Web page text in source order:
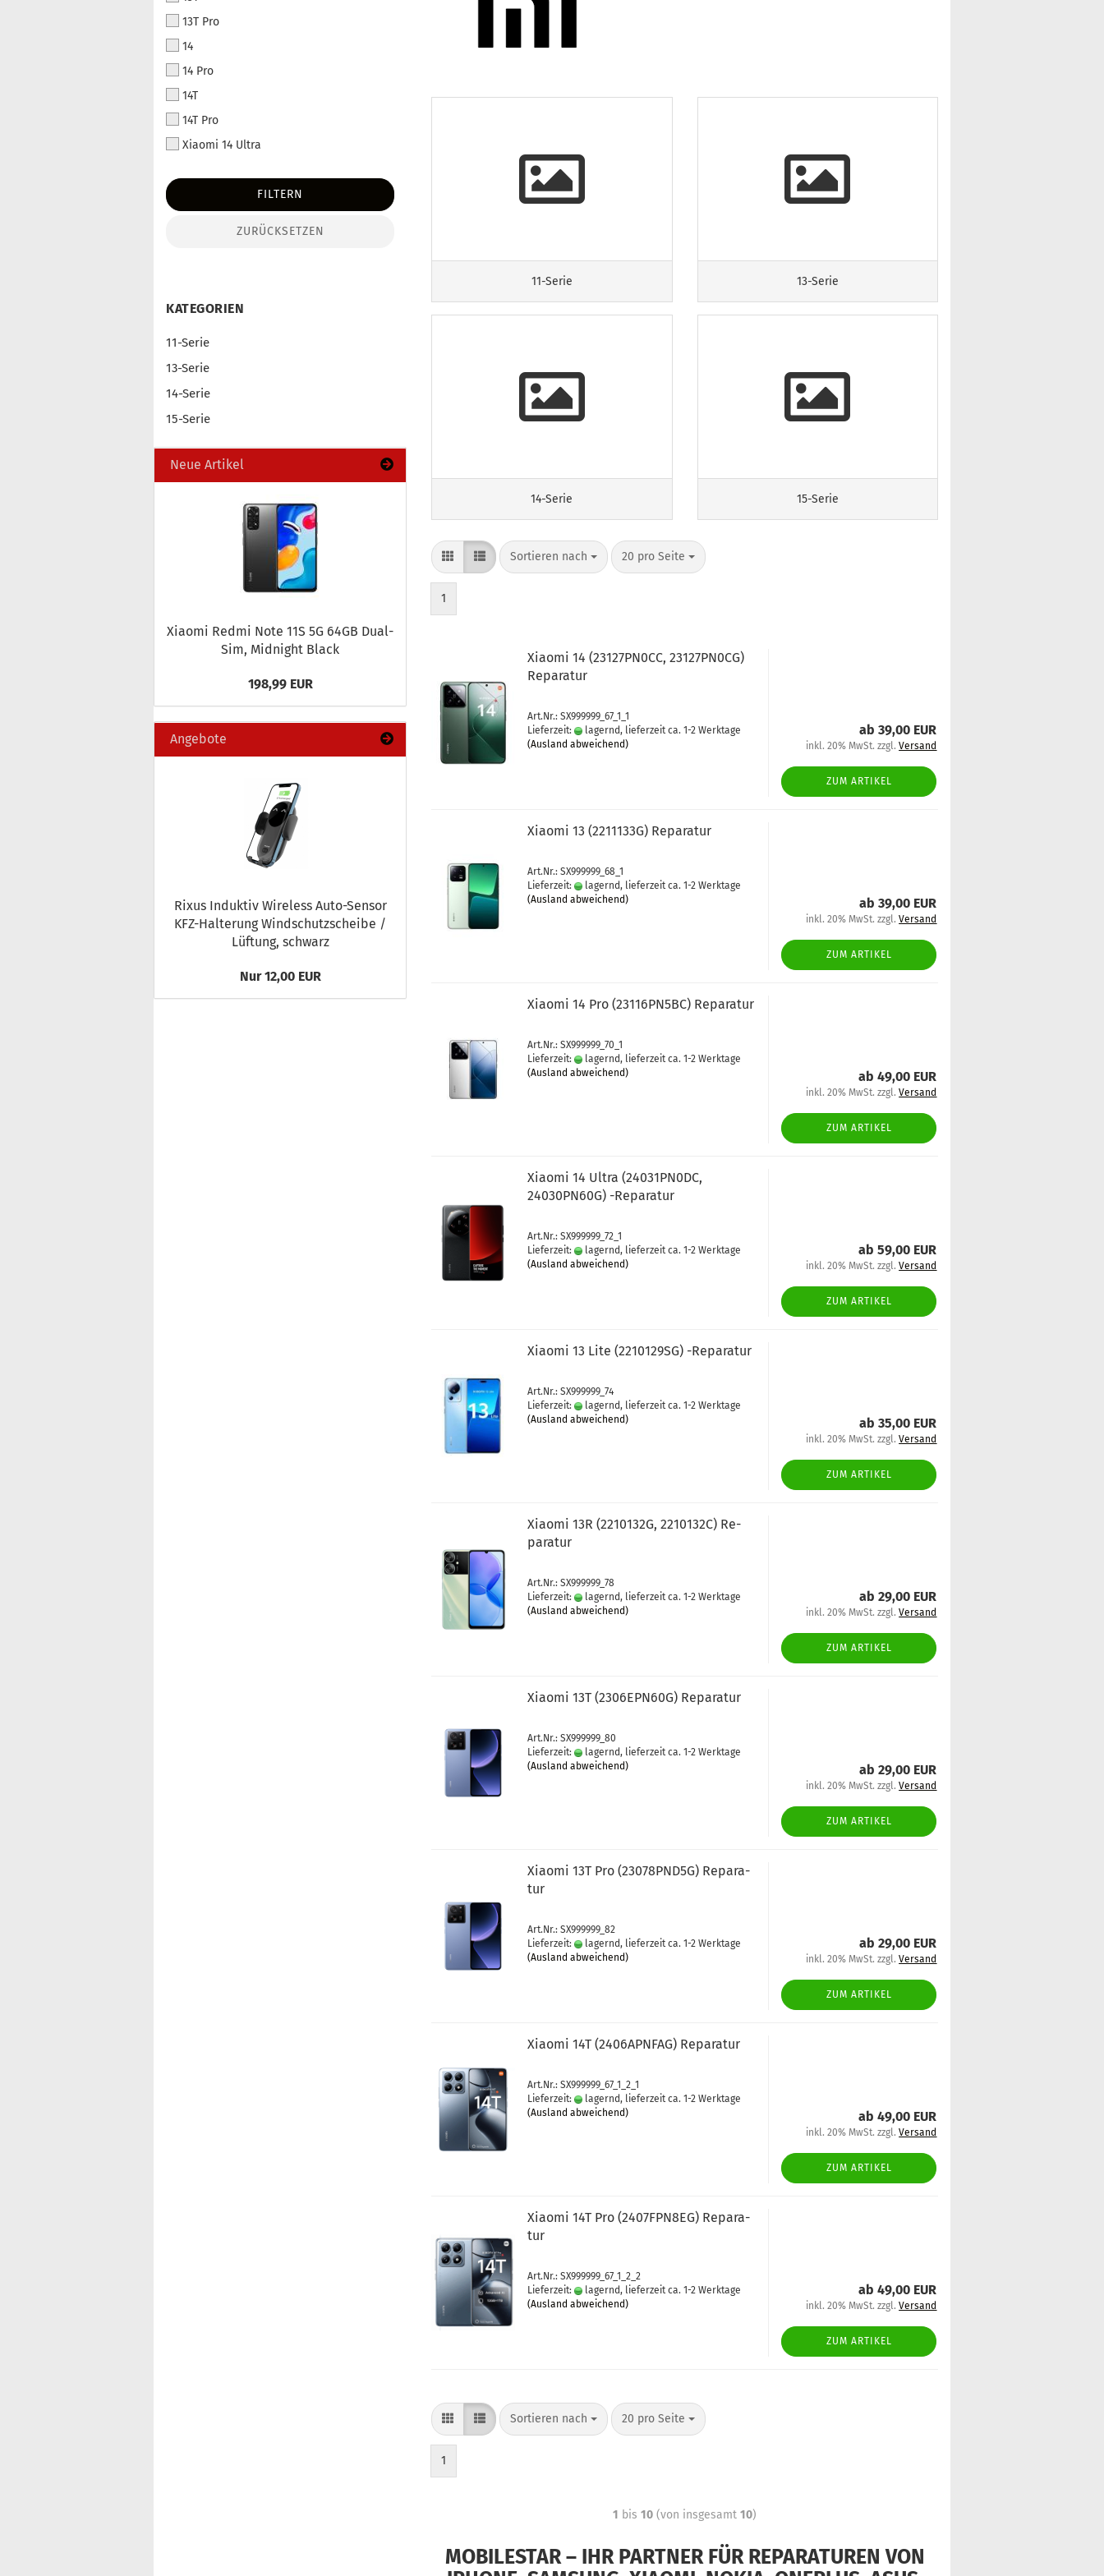
11-Serie 13-Serie
14-Serie 15-Serie
Sortieren nach 20 pro Seite
1
Xiao­mi 14 (23127PN0CC, 23127PN0CG)
Re­pa­ra­tur
Art.Nr.: SX999999_67_1_1
Lieferzeit:
lagernd, lieferzeit ca. 1-2 Werktage
(Ausland abweichend)
ab 39,00 EUR
inkl. 20% MwSt. zzgl.Versand
ZUM ARTIKEL
Xiao­mi 13 (2211133G) Re­pa­ra­tur
Art.Nr.: SX999999_68_1
Lieferzeit:
lagernd, lieferzeit ca. 1-2 Werktage
(Ausland abweichend)
ab 39,00 EUR
inkl. 20% MwSt. zzgl.Versand
ZUM ARTIKEL
Xiao­mi 14 Pro (23116PN5BC) Re­pa­ra­tur
Art.Nr.: SX999999_70_1
Lieferzeit:
lagernd, lieferzeit ca. 1-2 Werktage
(Ausland abweichend)
ab 49,00 EUR
inkl. 20% MwSt. zzgl.Versand
ZUM ARTIKEL
Xiao­mi 14 Ultra (24031PN0DC,
24030PN60G) -​Re­pa­ra­tur
Art.Nr.: SX999999_72_1
Lieferzeit:
lagernd, lieferzeit ca. 1-2 Werktage
(Ausland abweichend)
ab 59,00 EUR
inkl. 20% MwSt. zzgl.Versand
ZUM ARTIKEL
Xiao­mi 13 Lite (2210129SG) -​Re­pa­ra­tur
Art.Nr.: SX999999_74
Lieferzeit:
lagernd, lieferzeit ca. 1-2 Werktage
(Ausland abweichend)
ab 35,00 EUR
inkl. 20% MwSt. zzgl.Versand
ZUM ARTIKEL
Xiao­mi 13R (2210132G, 2210132C) Re­
pa­ra­tur
Art.Nr.: SX999999_78
Lieferzeit:
lagernd, lieferzeit ca. 1-2 Werktage
(Ausland abweichend)
ab 29,00 EUR
inkl. 20% MwSt. zzgl.Versand
ZUM ARTIKEL
Xiao­mi 13T (2306EPN60G) Re­pa­ra­tur
Art.Nr.: SX999999_80
Lieferzeit:
lagernd, lieferzeit ca. 1-2 Werktage
(Ausland abweichend)
ab 29,00 EUR
inkl. 20% MwSt. zzgl.Versand
ZUM ARTIKEL
Xiao­mi 13T Pro (23078PND5G) Re­pa­ra­
tur
Art.Nr.: SX999999_82
Lieferzeit:
lagernd, lieferzeit ca. 1-2 Werktage
(Ausland abweichend)
ab 29,00 EUR
inkl. 20% MwSt. zzgl.Versand
ZUM ARTIKEL
Xiao­mi 14T (2406APNFAG) Re­pa­ra­tur
Art.Nr.: SX999999_67_1_2_1
Lieferzeit:
lagernd, lieferzeit ca. 1-2 Werktage
(Ausland abweichend)
ab 49,00 EUR
inkl. 20% MwSt. zzgl.Versand
ZUM ARTIKEL
Xiao­mi 14T Pro (2407FPN8EG) Re­pa­ra­
tur
Art.Nr.: SX999999_67_1_2_2
Lieferzeit:
lagernd, lieferzeit ca. 1-2 Werktage
(Ausland abweichend)
ab 49,00 EUR
inkl. 20% MwSt. zzgl.Versand
ZUM ARTIKEL
Sortieren nach 20 pro Seite
1
1 bis10 (von insgesamt10)
MOBILESTAR – IHR PARTNER FÜR REPARATUREN VON
13T Pro
14
14 Pro
14T
14T Pro
Xiaomi 14 Ultra
FILTERN
ZURÜCKSETZEN
KATEGORIEN
11-Serie
13-Serie
14-Serie
15-Serie
Neue Artikel
Xiao­mi Redmi Note 11S 5G 64GB Dual-​
Sim, Mid­night Black
198,99 EUR
Angebote
Rixus In­duk­tiv Wire­less Auto-​Sensor
KFZ-​Halterung Wind­schutz­schei­be /
Lüf­tung, schwarz
Nur 12,00 EUR